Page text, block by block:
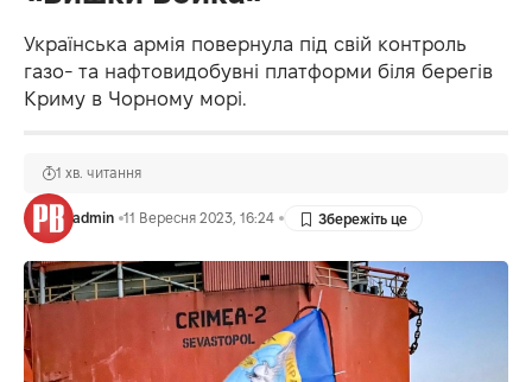
Українська армія повернула під свій контроль
газо- та нафтовидобувні платформи біля берегів
Криму в Чорному морі.
admin 11 Вересня 2023, 16:24
1 хв. читання